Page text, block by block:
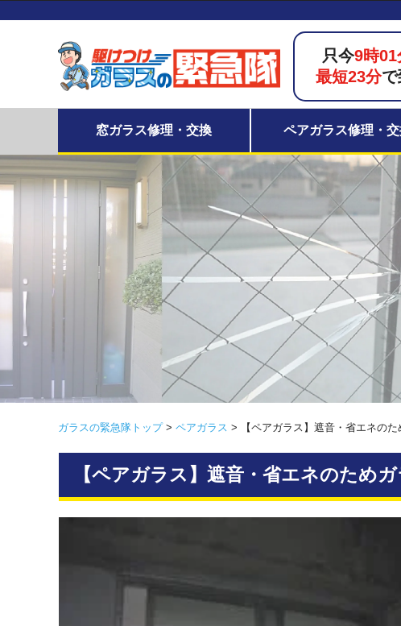
只今9時01
最短23分で
窓ガラス修理・交換 ペアガラス修理・
ガラスの緊急隊トップ> ペアガラス > 【ペアガラス】遮音・省エネの
【ペアガラス】遮音・省エネのため